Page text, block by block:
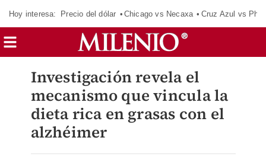
Hoy interesa: Precio del dólar Chicago vs Necaxa Cruz Azul vs
Investigación revela el
mecanismo que vincula la
dieta rica en grasas con el
alzhéimer